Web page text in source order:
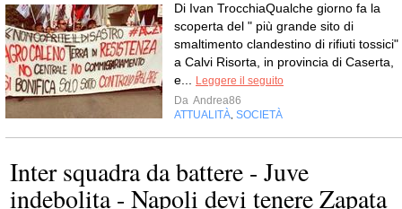
Di Ivan TrocchiaQualche giorno fa la
scoperta del " più grande sito di
smaltimento clandestino di rifiuti tossici"
a Calvi Risorta, in provincia di Caserta,
e...
Leggere il seguito
Da Andrea86
ATTUALITÀ SOCIETÀ
Inter squadra da battere - Juve
indebolita - Napoli devi tenere Zapata